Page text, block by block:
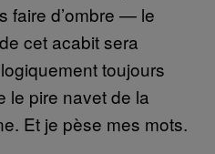
faire d’ombre — le
cet acabit sera
toujours
le pire navet de la
Et je pèse mes mots.